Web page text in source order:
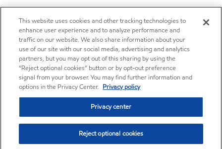
This website uses cookies and other tracking technologies to
enhance user experience and to analyze performance and
traffic on our website. We also share information about your
use of our site with our social media, advertising and analytics
partners, but you may opt out of this sharing by using the
“Reject optional cookies” button or by opt-out preference
signal from your browser. You may find further information and
options in the Privacy Center. Privacy policy
Privacy center
Reject optional cookies